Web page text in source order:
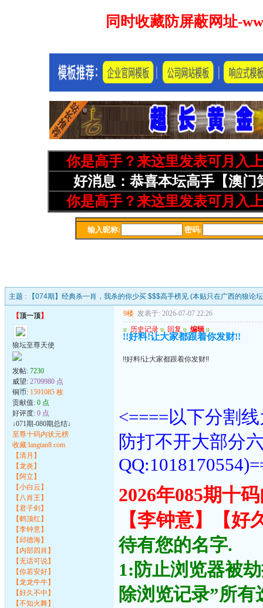
主题 : 【074期】经典杀一肖，我杀的你少买 $$$高手榜见 (本贴只在广西的狼论
【顶一顶】
狼坛至尊天使
发帖: 7230
威望: 2709980 点
铜币: 1591085 枚
贡献值: 0 点
好评度: 0 点
↓071期-080期总结↓
至尊十码内状元榜
收藏:langtan8.com
【清月】
【龙炎】
【阿立】
【小白云】
【八肖王】
【君子剑】
【鹤顶红】
【李钟意】
【邱德海】
【内部四肖】
【无话可说】
【你若安好】
【龙龙牛牛】
【好久不中】
【不知火舞】
9楼 发表于: 2026-07-07 22:26
u 历史记录 u 回复 u 编辑 u
!!好料!让大家都跟着你发财!!
!!好料!让大家都跟着你发财!!
<====以下分割
防打不开大部分
2026年085期十
【李钟意】【
待有您的名字.
1:防止浏览器被
除浏览记录”所